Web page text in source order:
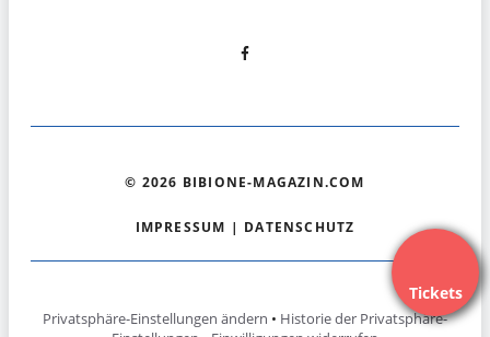
Tickets
© 2026 BIBIONE-MAGAZIN.COM
IMPRESSUM | DATENSCHUTZ
Privatsphäre-Einstellungen ändern • Historie der Privatsphäre-